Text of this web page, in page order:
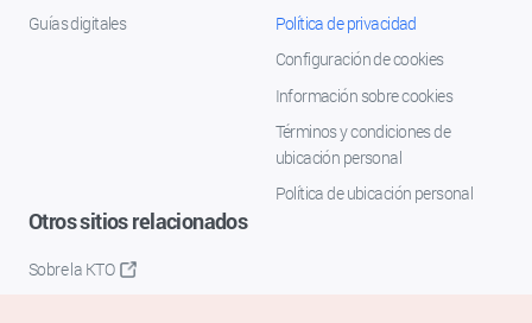
Guías digitales
Política de privacidad
Configuración de cookies
Información sobre cookies
Términos y condiciones de
ubicación personal
Política de ubicación personal
Otros sitios relacionados
Sobre la KTO